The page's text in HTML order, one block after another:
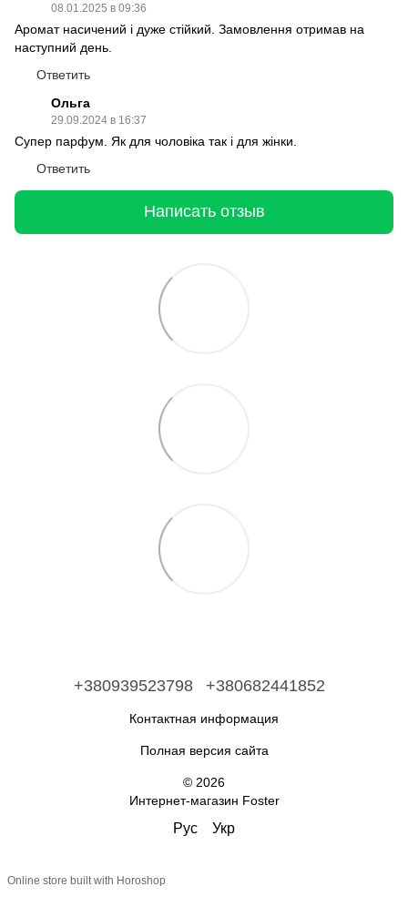
08.01.2025 в 09:36
Аромат насичений і дуже стійкий. Замовлення отримав на
наступний день.
Ответить
Ольга
29.09.2024 в 16:37
Супер парфум. Як для чоловіка так і для жінки.
Ответить
Написать отзыв
+380939523798 +380682441852
Контактная информация
Полная версия сайта
© 2026
Интернет-магазин Foster
Рус Укр
Online store built with Horoshop